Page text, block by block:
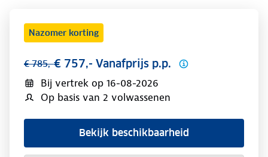
Nazomer korting
€ 785,-€ 757,- Vanafprijs p.p.
Bij vertrek op 16-08-2026
Op basis van 2 volwassenen
Bekijk beschikbaarheid